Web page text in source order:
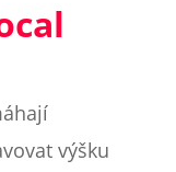
výšku